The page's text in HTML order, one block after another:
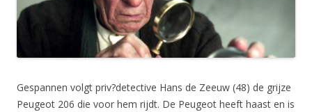
Gespannen volgt priv?detective Hans de Zeeuw (48) de grijze
Peugeot 206 die voor hem rijdt. De Peugeot heeft haast en is